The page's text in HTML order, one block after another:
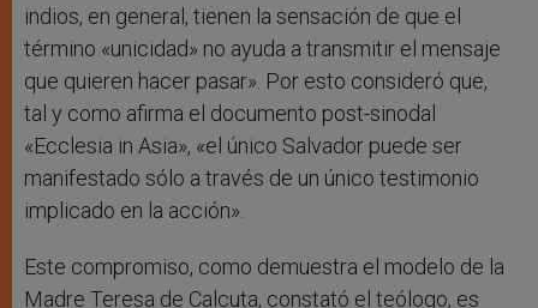
indios, en general, tienen la sensación de que el
término «unicidad» no ayuda a transmitir el mensaje
que quieren hacer pasar». Por esto consideró que,
tal y como afirma el documento post-sinodal
«Ecclesia in Asia», «el único Salvador puede ser
manifestado sólo a través de un único testimonio
implicado en la acción».
Este compromiso, como demuestra el modelo de la
Madre Teresa de Calcuta, constató el teólogo, es